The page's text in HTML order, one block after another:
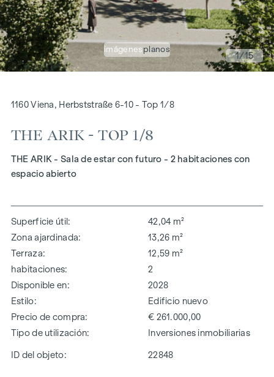
imágenes planos
1/15
1160 Viena, Herbststraße 6-10 - Top 1/8
THE ARIK - TOP 1/8
THE ARIK - Sala de estar con futuro - 2 habitaciones con
espacio abierto
Superficie útil
42,04 m²
Zona ajardinada
13,26 m²
Terraza
12,59 m²
habitaciones
2
Disponible en
2028
Estilo
Edificio nuevo
Precio de compra
€ 261.000,00
Tipo de utilización
Inversiones inmobiliarias
ID del objeto: 22848